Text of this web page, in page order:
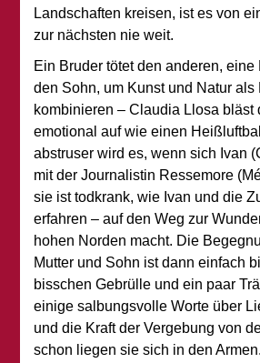
Landschaften kreisen, ist es von
zur nächsten nie weit.
Ein Bruder tötet den anderen, eine
den Sohn, um Kunst und Natur als
kombinieren – Claudia Llosa bläst
emotional auf wie einen
abstruser wird es, wenn sich Ivan
mit der Journalistin Ressemore
sie ist todkrank, wie Ivan und die
erfahren – auf den Weg zur
hohen Norden macht. Die
Mutter und Sohn ist dann einfach
bisschen Gebrülle und ein paar
einige salbungsvolle Worte über
und die Kraft der Vergebung von
schon liegen sie sich in den